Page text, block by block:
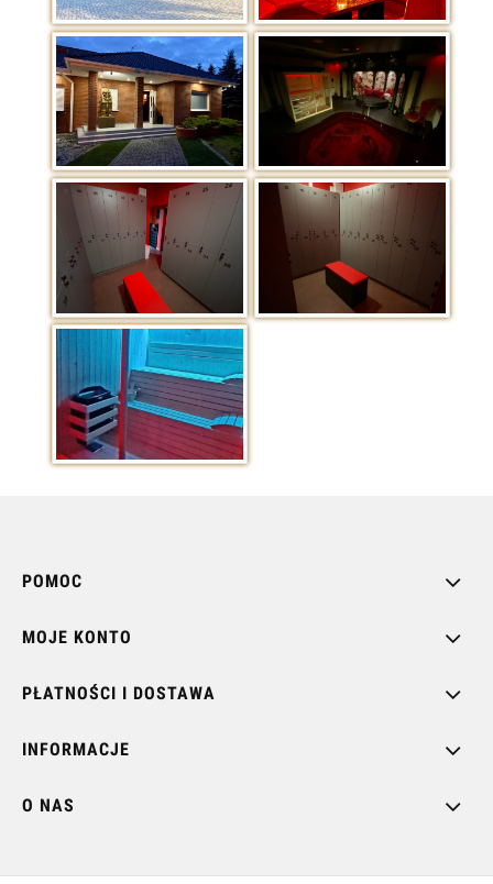
POMOC
MOJE KONTO
PŁATNOŚCI I DOSTAWA
INFORMACJE
O NAS